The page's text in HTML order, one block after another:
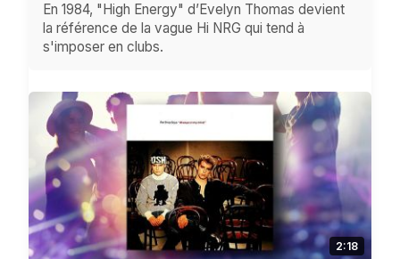
En 1984, "High Energy" d’Evelyn Thomas devient
la référence de la vague Hi NRG qui tend à
s'imposer en clubs.
2:18